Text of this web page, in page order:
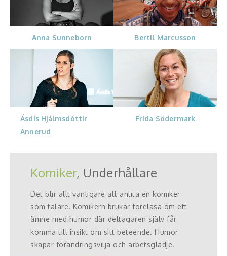
Anna Sunneborn Bertil Marcusson
Ásdís Hjálmsdóttir
Annerud
Frida Södermark
Komiker, Underhållare
Det blir allt vanligare att anlita en komiker
som talare. Komikern brukar föreläsa om ett
ämne med humor där deltagaren själv får
komma till insikt om sitt beteende. Humor
skapar förändringsvilja och arbetsglädje.